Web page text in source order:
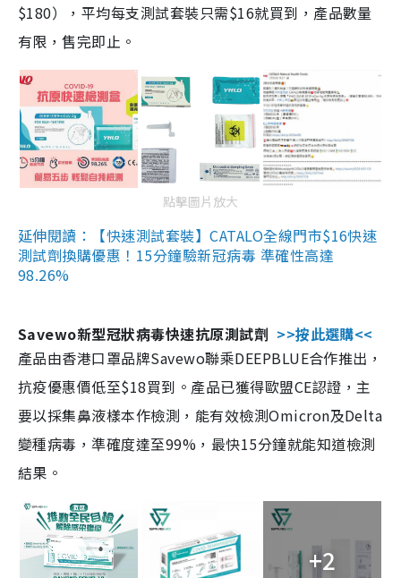
$180），平均每支測試套裝只需$16就買到，產品數量
有限，售完即止。
點擊圖片放大
延伸閱讀：【快速測試套裝】CATALO全線門市$16快速
測試劑換購優惠！15分鐘驗新冠病毒 準確性高達
98.26%
Savewo新型冠狀病毒快速抗原測試劑 >>按此選購<<
產品由香港口罩品牌Savewo聯乘DEEPBLUE合作推出，
抗疫優惠價低至$18買到。產品已獲得歐盟CE認證，主
要以採集鼻液樣本作檢測，能有效檢測Omicron及Delta
變種病毒，準確度達至99%，最快15分鐘就能知道檢測
結果。
+2